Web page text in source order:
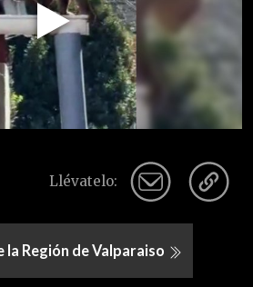
Play
Video
Llévatelo:
la Región de Valparaiso